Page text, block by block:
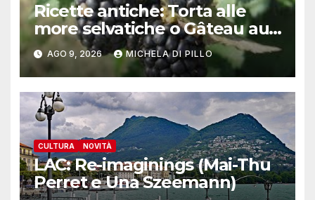
Ricette antiche: Torta alle
more selvatiche o Gâteau au
mȗres sauvages
AGO 9, 2026 MICHELA DI PILLO
CULTURA NOVITÀ
LAC: Re-imaginings (Mai-Thu
Perret e Una Szeemann)